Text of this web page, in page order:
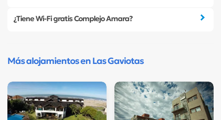
¿Tiene Wi-Fi gratis Complejo Amara?
Más alojamientos en Las Gaviotas